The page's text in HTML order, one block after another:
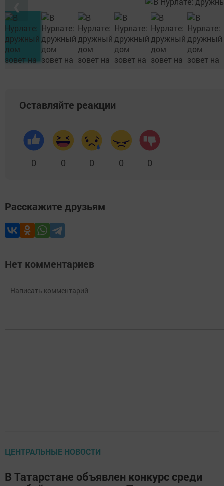
Оставляйте реакции
0 0 0 0 0
Расскажите друзьям
Нет комментариев
ЦЕНТРАЛЬНЫЕ НОВОСТИ
В Татарстане объявлен конкурс среди